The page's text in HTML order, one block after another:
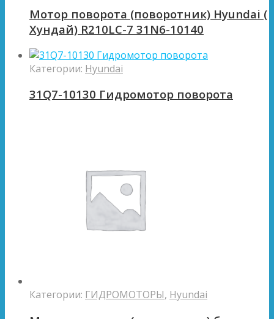
Мотор поворота (поворотник) Hyundai (
Хундай) R210LC-7 31N6-10140
Категории: Hyundai
31Q7-10130 Гидромотор поворота
Категории: ГИДРОМОТОРЫ, Hyundai